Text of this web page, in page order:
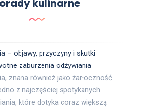
kulinarne
– objawy, przyczyny i skutki
zaburzenia odżywiania
znana również jako żarłoczność
z najczęściej spotykanych
które dotyka coraz większą